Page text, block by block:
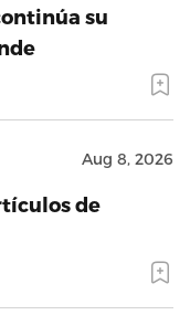
su
Aug 8, 2026
de